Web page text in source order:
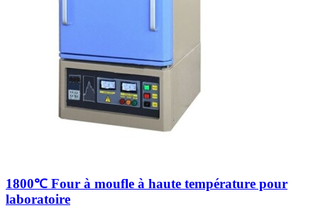
1800℃ Four à moufle à haute température pour
laboratoire